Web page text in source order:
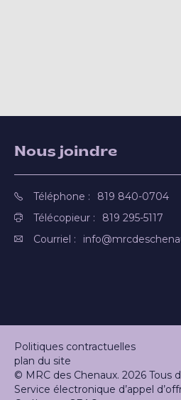
Nous joindre
Téléphone :
819 840-0704
Télécopieur :
819 295-5117
Courriel :
Politiques contractuelles
plan du site
© MRC des Chenaux. 2026 Tous
Service électronique d’appel